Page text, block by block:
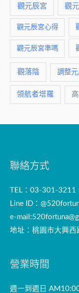
觀元辰宮 觀
觀元辰宮心得
觀元辰宮準嗎
觀落陰 調整
領航者塔羅
聯絡方式
TEL：03-301-
Line ID：
e-mail:
地址：桃園市大興
營業時間
週一到週日